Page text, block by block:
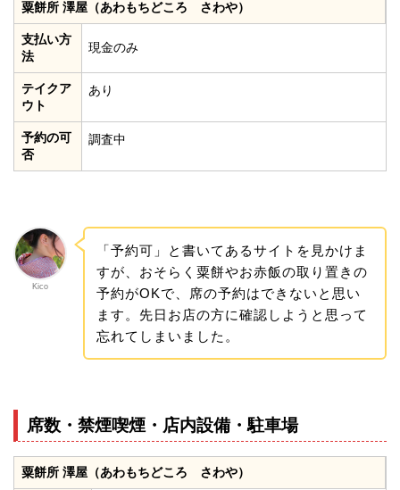
粟餅所 澤屋（あわもちどころ さわや）
支払い方
法
現金のみ
テイクア
ウト
あり
予約の可
否
調査中
Kico
「予約可」と書いてあるサイトを見かけま
すが、おそらく粟餅やお赤飯の取り置きの
予約がOKで、席の予約はできないと思い
ます。先日お店の方に確認しようと思って
忘れてしまいました。
席数・禁煙喫煙・店内設備・駐車場
粟餅所 澤屋（あわもちどころ さわや）